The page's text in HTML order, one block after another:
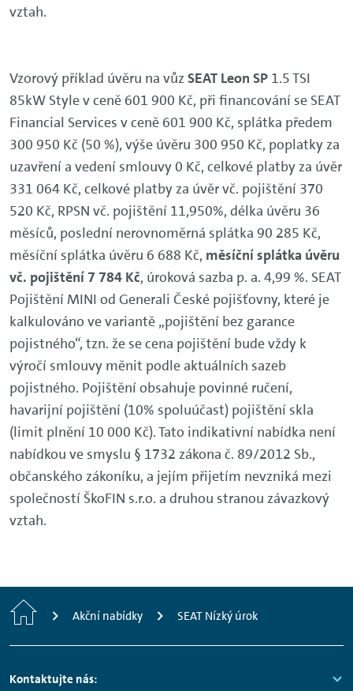
vztah.
Vzorový příklad úvěru na vůz SEAT Leon SP 1.5 TSI
85kW Style v ceně 601 900 Kč, při financování se SEAT
Financial Services v ceně 601 900 Kč, splátka předem
300 950 Kč (50 %), výše úvěru 300 950 Kč, poplatky za
uzavření a vedení smlouvy 0 Kč, celkové platby za úvěr
331 064 Kč, celkové platby za úvěr vč. pojištění 370
520 Kč, RPSN vč. pojištění 11,950%, délka úvěru 36
měsíců, poslední nerovnoměrná splátka 90 285 Kč,
měsíční splátka úvěru 6 688 Kč, měsíční splátka úvěru
vč. pojištění 7 784 Kč, úroková sazba p. a. 4,99 %. SEAT
Pojištění MINI od Generali České pojišťovny, které je
kalkulováno ve variantě „pojištění bez garance
pojistného“, tzn. že se cena pojištění bude vždy k
výročí smlouvy měnit podle aktuálních sazeb
pojistného. Pojištění obsahuje povinné ručení,
havarijní pojištění (10% spoluúčast) pojištění skla
(limit plnění 10 000 Kč). Tato indikativní nabídka není
nabídkou ve smyslu § 1732 zákona č. 89/2012 Sb.,
občanského zákoníku, a jejím přijetím nevzniká mezi
společností ŠkoFIN s.r.o. a druhou stranou závazkový
vztah.
Home Akční nabídky SEAT Nízký úrok
Footer
Kontaktujte nás: